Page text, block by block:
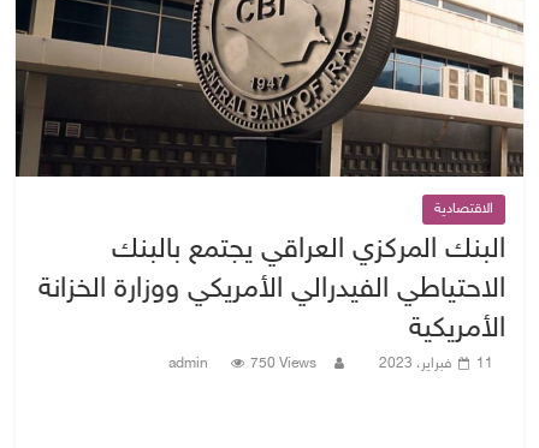
الاقتصادية
البنك المركزي العراقي يجتمع بالبنك
الاحتياطي الفيدرالي الأمريكي ووزارة الخزانة
الأمريكية
11 فبراير، 2023 admin 750 Views